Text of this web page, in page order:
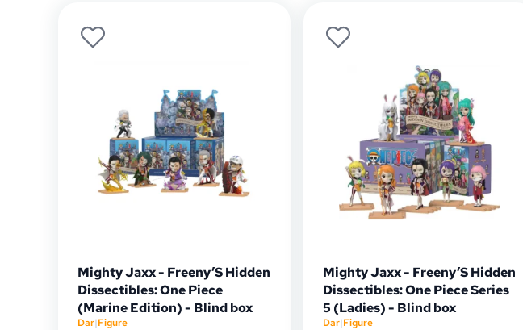
Mighty Jaxx - Freeny’S Hidden
Dissectibles: One Piece
(Marine Edition) - Blind box
Dar|Figure
Mighty Jaxx - Freeny’S Hidden
Dissectibles: One Piece Series
5 (Ladies) - Blind box
Dar|Figure